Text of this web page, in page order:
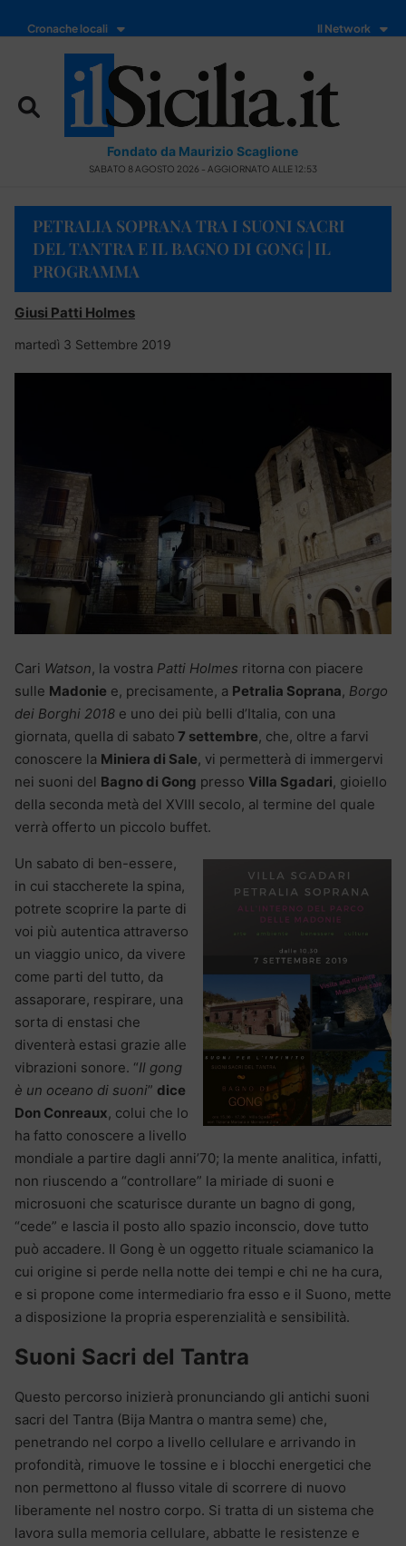
Cronache locali Il Network
Fondato da Maurizio Scaglione
SABATO 8 AGOSTO 2026 - AGGIORNATO ALLE 12:53
PETRALIA SOPRANA TRA I SUONI SACRI
DEL TANTRA E IL BAGNO DI GONG | IL
PROGRAMMA
Giusi Patti Holmes
martedì 3 Settembre 2019
Cari Watson, la vostra Patti Holmes ritorna con piacere
sulle Madonie e, precisamente, a Petralia Soprana, Borgo
dei Borghi 2018 e uno dei più belli d’Italia, con una
giornata, quella di sabato 7 settembre, che, oltre a farvi
conoscere la Miniera di Sale, vi permetterà di immergervi
nei suoni del Bagno di Gong presso Villa Sgadari, gioiello
della seconda metà del XVIII secolo, al termine del quale
verrà offerto un piccolo buffet.
Un sabato di ben-essere,
in cui staccherete la spina,
potrete scoprire la parte di
voi più autentica attraverso
un viaggio unico, da vivere
come parti del tutto, da
assaporare, respirare, una
sorta di enstasi che
diventerà estasi grazie alle
vibrazioni sonore. “Il gong
è un oceano di suoni” dice
Don Conreaux, colui che lo
ha fatto conoscere a livello
mondiale a partire dagli anni’70; la mente analitica, infatti,
non riuscendo a “controllare” la miriade di suoni e
microsuoni che scaturisce durante un bagno di gong,
“cede” e lascia il posto allo spazio inconscio, dove tutto
può accadere. Il Gong è un oggetto rituale sciamanico la
cui origine si perde nella notte dei tempi e chi ne ha cura,
e si propone come intermediario fra esso e il Suono, mette
a disposizione la propria esperenzialità e sensibilità.
Suoni Sacri del Tantra
Questo percorso inizierà pronunciando gli antichi suoni
sacri del Tantra (Bija Mantra o mantra seme) che,
penetrando nel corpo a livello cellulare e arrivando in
profondità, rimuove le tossine e i blocchi energetici che
non permettono al flusso vitale di scorrere di nuovo
liberamente nel nostro corpo. Si tratta di un sistema che
lavora sulla memoria cellulare, abbatte le resistenze e